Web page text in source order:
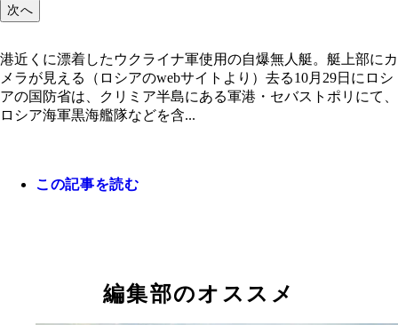
無人機奇襲を受ければ全艦隊の撃沈は確実だ（写
谷哲也）
ート以下の低高度で飛行できない。米海軍イージ
対ドローン用レーザー砲搭載の艦も配備されてい
真：アメリカ海軍）
進むといわれる（写真：柿谷哲也）
次へ
港近くに漂着したウクライナ軍使用の自爆無人艇。艇上部にカ
メラが見える（ロシアのwebサイトより）去る10月29日にロシ
アの国防省は、クリミア半島にある軍港・セバストポリにて、
ロシア海軍黒海艦隊などを含...
この記事を読む
編集部のオススメ